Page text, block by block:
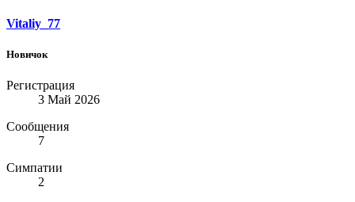
Vitaliy_77
Новичок
Регистрация
3 Май 2026
Сообщения
7
Симпатии
2